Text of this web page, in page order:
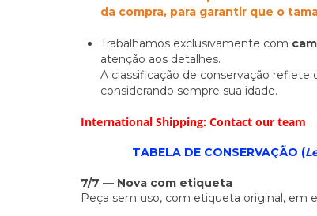
da compra, para garantir que o
Trabalhamos exclusivamente com
atenção aos detalhes.
A classificação de conservação reflete
considerando sempre sua idade.
International Shipping: Contact our team
TABELA DE CONSERVAÇÃO (
7/7 — Nova com etiqueta
Peça sem uso, com etiqueta original, em